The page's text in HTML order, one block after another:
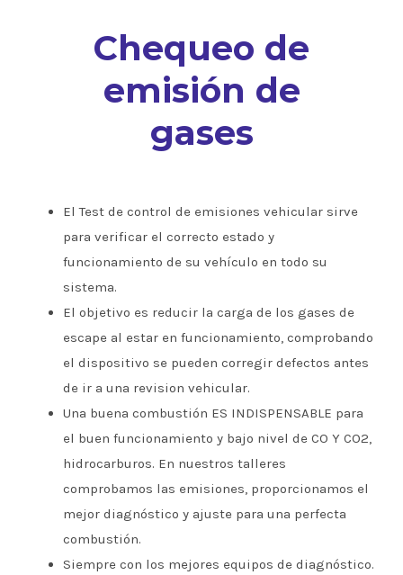
Chequeo de
emisión de
gases
El Test de control de emisiones vehicular sirve
para verificar el correcto estado y
funcionamiento de su vehículo en todo su
sistema.
El objetivo es reducir la carga de los gases de
escape al estar en funcionamiento, comprobando
el dispositivo se pueden corregir defectos antes
de ir a una revision vehicular.
Una buena combustión ES INDISPENSABLE para
el buen funcionamiento y bajo nivel de CO Y CO2,
hidrocarburos. En nuestros talleres
comprobamos las emisiones, proporcionamos el
mejor diagnóstico y ajuste para una perfecta
combustión.
Siempre con los mejores equipos de diagnóstico.